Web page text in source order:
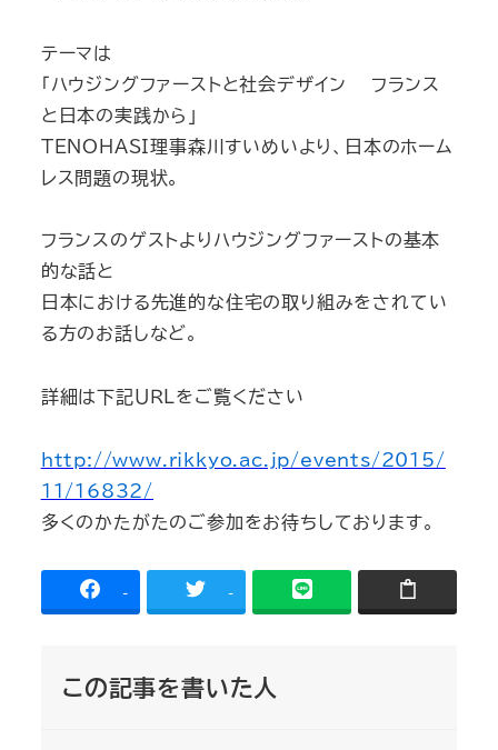
テーマは
「ハウジングファーストと社会デザイン ―フランス
と日本の実践から」
TENOHASI理事森川すいめいより、日本のホーム
レス問題の現状。
フランスのゲストよりハウジングファーストの基本
的な話と
日本における先進的な住宅の取り組みをされてい
る方のお話しなど。
詳細は下記ＵＲＬをご覧ください
http://www.rikkyo.ac.jp/events/2015/
11/16832/
多くのかたがたのご参加をお待ちしております。
- -
この記事を書いた人